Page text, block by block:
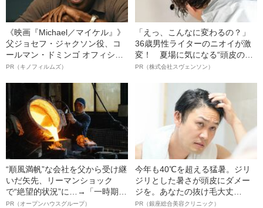
《映画『Michael／マイケル』》
父ジョセフ・ジャクソン役、コ
ールマン・ドミンゴ オフィシャ
ルインタビュー“観客を魅了した
語る”《日本興収70億円突破》
PR（キノフィルムズ）
「えっ、こんなに変わるの？」
36歳男性ライターのニオイが激
変！ 夏場に気になる“頭皮のニ
オイ”や“ベタつき”を解消す
ト”が生み出した徹底ケアとは
PR（株式会社スヴェンソン）
“順風満帆”な会社を父から受け継
いだ矢先、リーマンショック
で“絶望的状況”に…→「一時期は
納品3年待ち」のヒット商品を生
PR（オープンハウスグループ）
今年も40℃を超える猛暑。ジリ
ジリとした暑さが頭皮にダメー
ジを。あなたの抜け毛大丈
夫！？
PR（銀座総合美容クリニック）